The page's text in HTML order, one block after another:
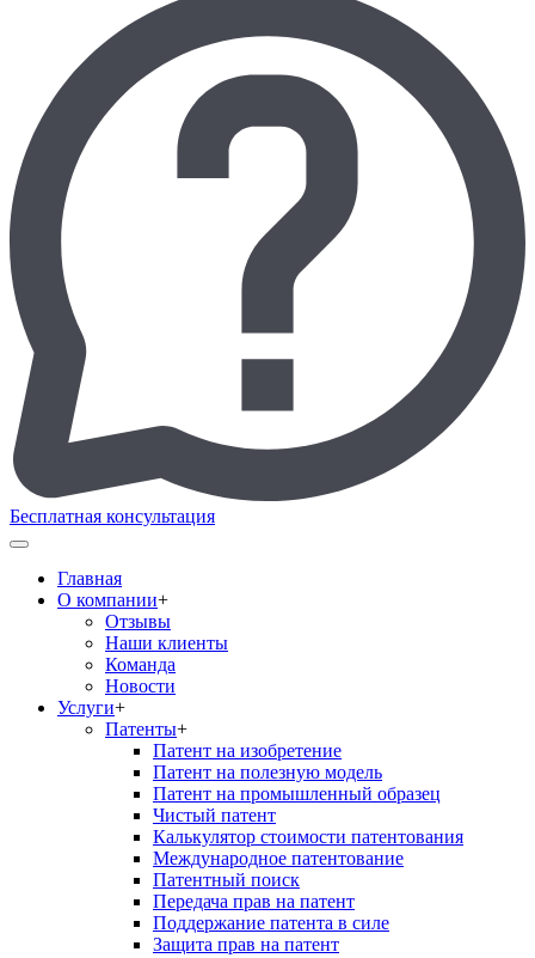
Бесплатная консультация
Главная
О компании+
Отзывы
Наши клиенты
Команда
Новости
Услуги+
Патенты+
Патент на изобретение
Патент на полезную модель
Патент на промышленный образец
Чистый патент
Калькулятор стоимости патентования
Международное патентование
Патентный поиск
Передача прав на патент
Поддержание патента в силе
Защита прав на патент